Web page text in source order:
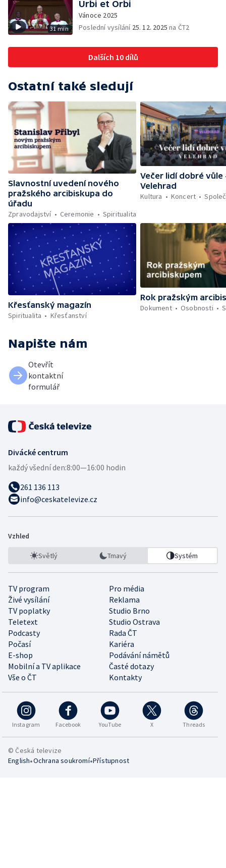
31 min
Urbi et Orbi
Vánoce 2025
Poslední vysílání 25. 12. 2025 na ČT2
Dalších 10 dílů
Ostatní také sledují
Slavnostní uvedení nového
pražského arcibiskupa do
úřadu
Zpravodajství
Ceremonie Spiritualita
Večer lidí dobré vůle
Velehrad
Kultura
Koncert
Křesťanský magazín
Spiritualita
Křesťanství
Rok pražským
Dokument
Osobnosti
Napište nám
Otevřít
kontaktní
formulář
Divácké centrum
každý všední den:8:00—16:00 hodin
261 136 113
info@ceskatelevize.cz
Vzhled
Světlý Tmavý Systém
TV program
Pro média
Živé vysílání
Reklama
TV poplatky
Studio Brno
Teletext
Studio Ostrava
Podcasty
Rada ČT
Počasí
Kariéra
E-shop
Podávání námětů
Mobilní a TV aplikace
Časté dotazy
Vše o ČT
Kontakty
Instagram Facebook YouTube X Threads
© Česká televize
English•Ochrana soukromí•Přístupnost